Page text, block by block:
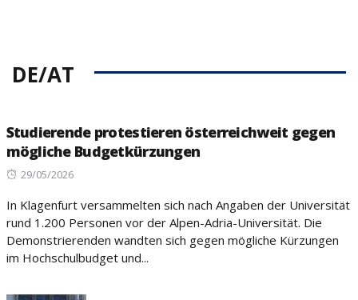
DE/AT
Studierende protestieren österreichweit gegen
mögliche Budgetkürzungen
Posted
29/05/2026
In Klagenfurt versammelten sich nach Angaben der Universität
rund 1.200 Personen vor der Alpen-Adria-Universität. Die
Demonstrierenden wandten sich gegen mögliche Kürzungen
im Hochschulbudget und...